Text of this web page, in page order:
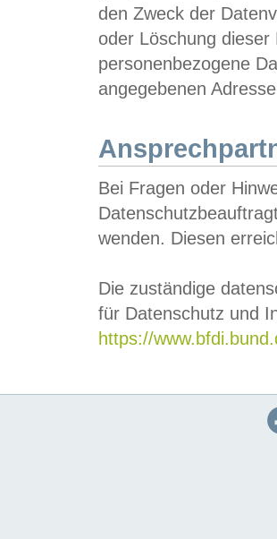
den Zweck der
oder Löschung
personenbezogene
angegebenen
Bei Fragen oder
wenden. Diesen
Die zuständige
für Datenschutz und
https://